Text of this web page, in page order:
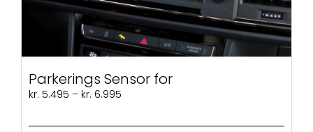
Parkerings Sensor for
kr. 5.495 – kr. 6.995